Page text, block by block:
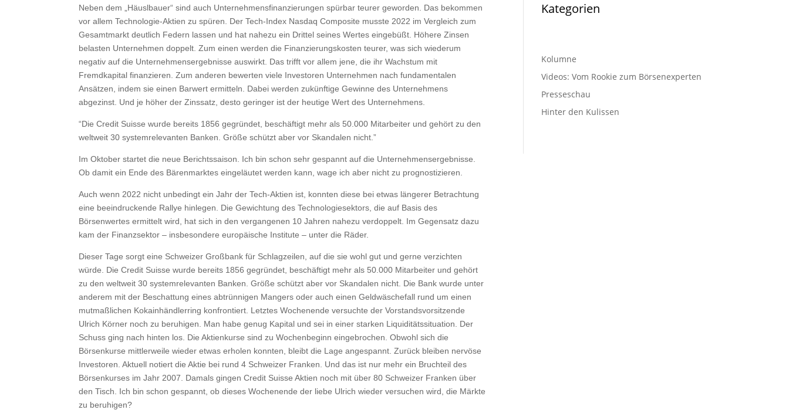
Neben dem „Häuslbauer“ sind auch Unternehmensfinanzierungen spürbar teurer geworden. Das bekommen
vor allem Technologie-Aktien zu spüren. Der Tech-Index Nasdaq Composite musste 2022 im Vergleich zum
Gesamtmarkt deutlich Federn lassen und hat nahezu ein Drittel seines Wertes eingebüßt. Höhere Zinsen
belasten Unternehmen doppelt. Zum einen werden die Finanzierungskosten teurer, was sich wiederum
negativ auf die Unternehmensergebnisse auswirkt. Das trifft vor allem jene, die ihr Wachstum mit
Fremdkapital finanzieren. Zum anderen bewerten viele Investoren Unternehmen nach fundamentalen
Ansätzen, indem sie einen Barwert ermitteln. Dabei werden zukünftige Gewinne des Unternehmens
abgezinst. Und je höher der Zinssatz, desto geringer ist der heutige Wert des Unternehmens.
“Die Credit Suisse wurde bereits 1856 gegründet, beschäftigt mehr als 50.000 Mitarbeiter und gehört zu den
weltweit 30 systemrelevanten Banken. Größe schützt aber vor Skandalen nicht.”
Im Oktober startet die neue Berichtssaison. Ich bin schon sehr gespannt auf die Unternehmensergebnisse.
Ob damit ein Ende des Bärenmarktes eingeläutet werden kann, wage ich aber nicht zu prognostizieren.
Auch wenn 2022 nicht unbedingt ein Jahr der Tech-Aktien ist, konnten diese bei etwas längerer Betrachtung
eine beeindruckende Rallye hinlegen. Die Gewichtung des Technologiesektors, die auf Basis des
Börsenwertes ermittelt wird, hat sich in den vergangenen 10 Jahren nahezu verdoppelt. Im Gegensatz dazu
kam der Finanzsektor – insbesondere europäische Institute – unter die Räder.
Dieser Tage sorgt eine Schweizer Großbank für Schlagzeilen, auf die sie wohl gut und gerne verzichten
würde. Die Credit Suisse wurde bereits 1856 gegründet, beschäftigt mehr als 50.000 Mitarbeiter und gehört
zu den weltweit 30 systemrelevanten Banken. Größe schützt aber vor Skandalen nicht. Die Bank wurde unter
anderem mit der Beschattung eines abtrünnigen Mangers oder auch einen Geldwäschefall rund um einen
mutmaßlichen Kokainhändlerring konfrontiert. Letztes Wochenende versuchte der Vorstandsvorsitzende
Ulrich Körner noch zu beruhigen. Man habe genug Kapital und sei in einer starken Liquiditätssituation. Der
Schuss ging nach hinten los. Die Aktienkurse sind zu Wochenbeginn eingebrochen. Obwohl sich die
Börsenkurse mittlerweile wieder etwas erholen konnten, bleibt die Lage angespannt. Zurück bleiben nervöse
Investoren. Aktuell notiert die Aktie bei rund 4 Schweizer Franken. Und das ist nur mehr ein Bruchteil des
Börsenkurses im Jahr 2007. Damals gingen Credit Suisse Aktien noch mit über 80 Schweizer Franken über
den Tisch. Ich bin schon gespannt, ob dieses Wochenende der liebe Ulrich wieder versuchen wird, die Märkte
zu beruhigen?
Kategorien
Kolumne
Videos: Vom Rookie zum Börsenexperten
Presseschau
Hinter den Kulissen